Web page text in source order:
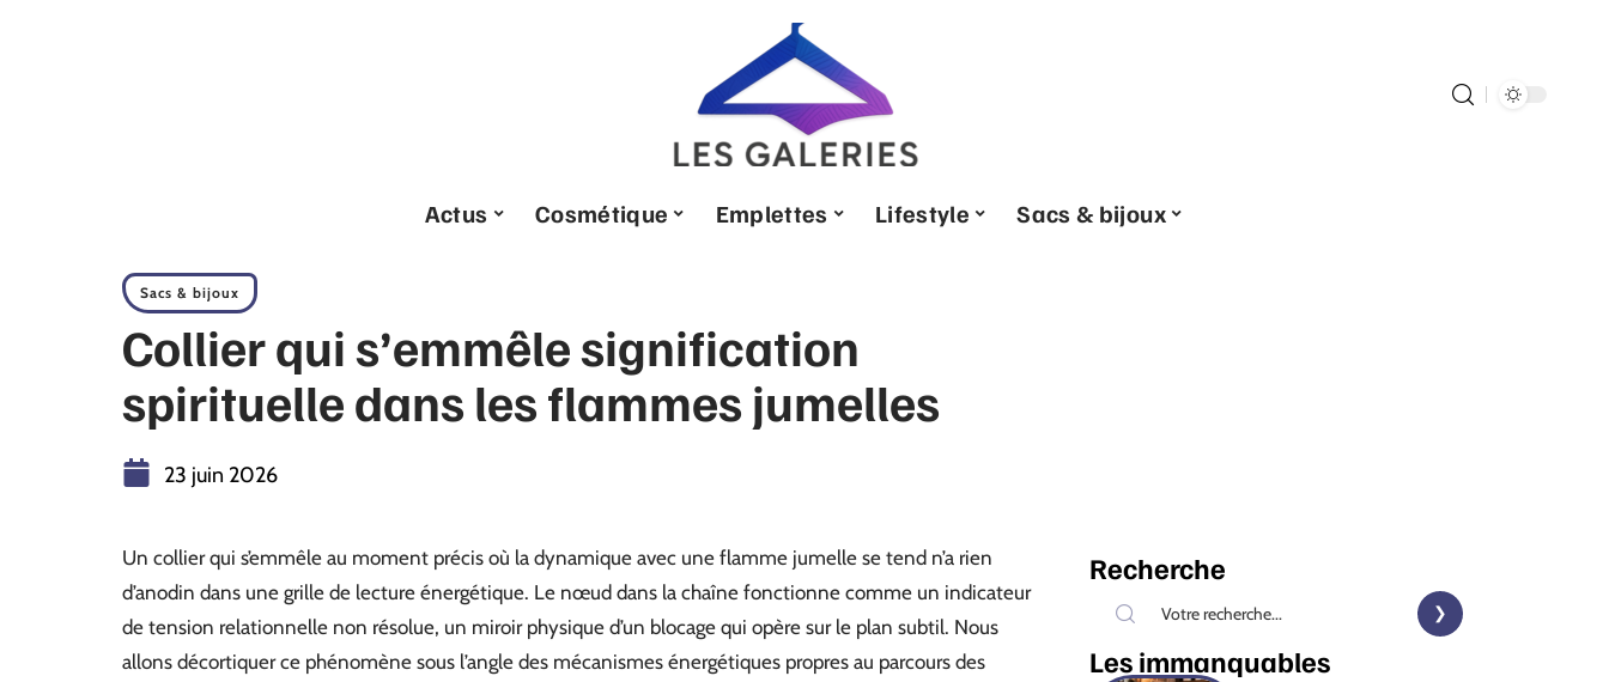
Actus Cosmétique Emplettes Lifestyle Sacs & bijoux
Sacs & bijoux
Collier qui s’emmêle signification
spirituelle dans les flammes jumelles
23 juin 2026
Un collier qui s’emmêle au moment précis où la dynamique avec une flamme jumelle se tend n’a rien
d’anodin dans une grille de lecture énergétique. Le nœud dans la chaîne fonctionne comme un indicateur
de tension relationnelle non résolue, un miroir physique d’un blocage qui opère sur le plan subtil. Nous
allons décortiquer ce phénomène sous l’angle des mécanismes énergétiques propres au parcours des
Recherche
Les immanquables